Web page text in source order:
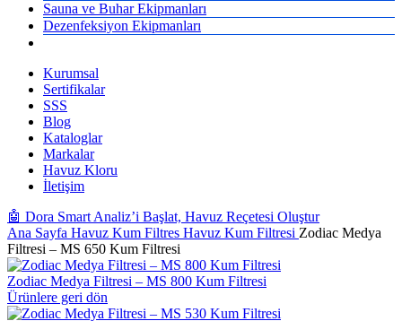
Sauna ve Buhar Ekipmanları
Dezenfeksiyon Ekipmanları
Kurumsal
Sertifikalar
SSS
Blog
Kataloglar
Markalar
Havuz Kloru
İletişim
🤖 Dora Smart Analiz’i Başlat, Havuz Reçetesi Oluştur
Ana Sayfa Havuz Kum Filtres Havuz Kum Filtresi Zodiac Medya
Filtresi – MS 650 Kum Filtresi
Zodiac Medya Filtresi – MS 800 Kum Filtresi
Ürünlere geri dön